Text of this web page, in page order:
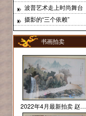
戴培仁 王少年
王本杰 方正掌
波普艺术走上时尚舞台
摄影的“三个依赖”
书画拍卖
2022年4月最新拍卖 赵克俭 作品价格 2200元